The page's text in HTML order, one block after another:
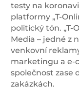
testy na
platformy „T-
politický tón. „T-
Media – jedné z
venkovní
marketingu a e-
společnost zase
zakázkách.